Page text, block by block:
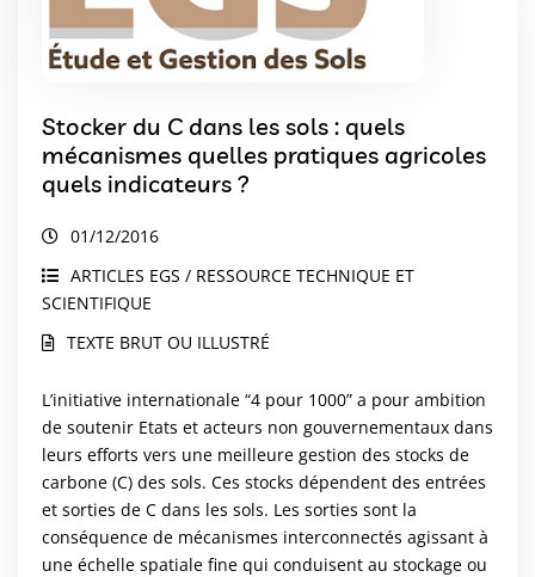
Stocker du C dans les sols : quels
mécanismes quelles pratiques agricoles
quels indicateurs ?
01/12/2016
ARTICLES EGS / RESSOURCE TECHNIQUE ET
SCIENTIFIQUE
TEXTE BRUT OU ILLUSTRÉ
L’initiative internationale “4 pour 1000” a pour ambition
de soutenir Etats et acteurs non gouvernementaux dans
leurs efforts vers une meilleure gestion des stocks de
carbone (C) des sols. Ces stocks dépendent des entrées
et sorties de C dans les sols. Les sorties sont la
conséquence de mécanismes interconnectés agissant à
une échelle spatiale fine qui conduisent au stockage ou